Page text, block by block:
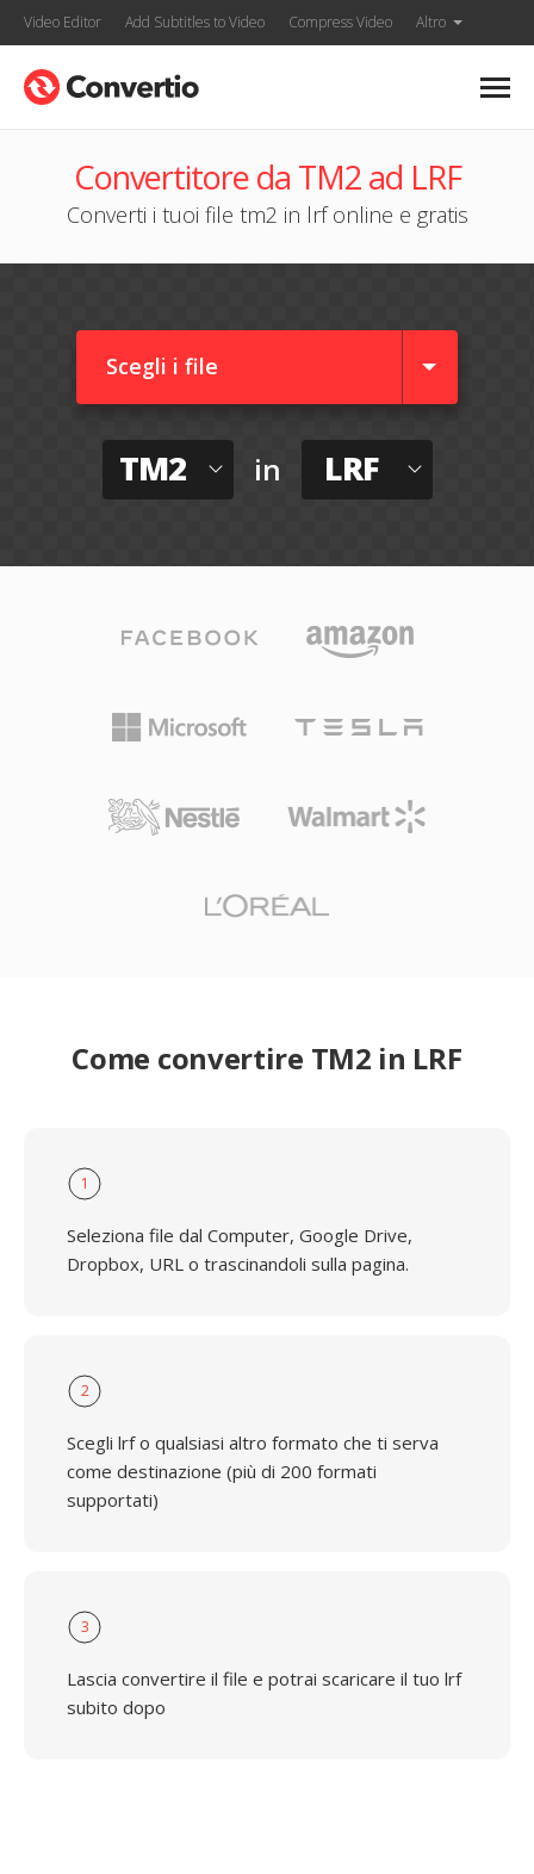
Video Editor Add Subtitles to Video Compress Video Altro
Convertitore da TM2 ad LRF
Converti i tuoi file tm2 in lrf online e gratis
Scegli i file
TM2 in LRF
Come convertire TM2 in LRF
1
Seleziona file dal Computer, Google Drive,
Dropbox, URL o trascinandoli sulla pagina.
2
Scegli lrf o qualsiasi altro formato che ti serva
come destinazione (più di 200 formati
supportati)
3
Lascia convertire il file e potrai scaricare il tuo lrf
subito dopo